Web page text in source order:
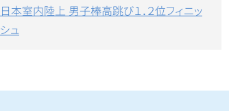
日本室内陸上 男子棒高跳び１．２位フィニッ
シュ